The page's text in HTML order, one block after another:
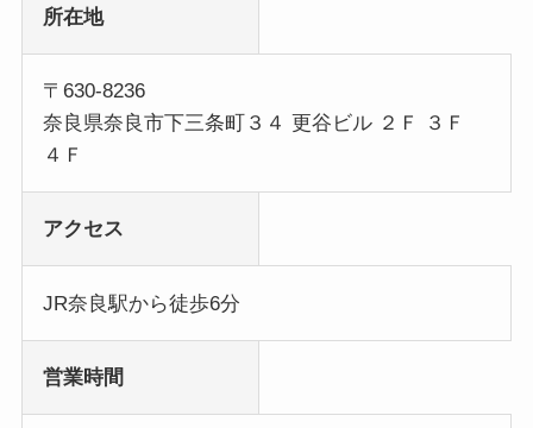
所在地
〒630-8236
奈良県奈良市下三条町３４ 更谷ビル ２Ｆ ３Ｆ
４Ｆ
アクセス
JR奈良駅から徒歩6分
営業時間